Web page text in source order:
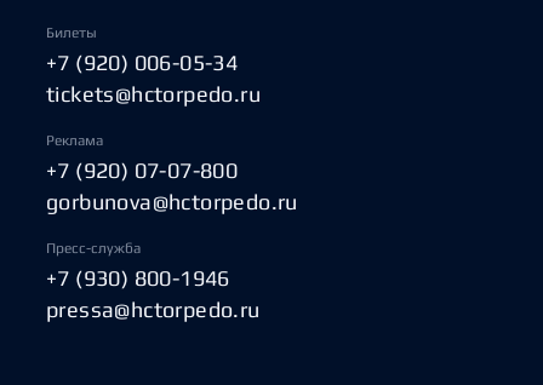
Билеты
+7 (920) 006-05-34
tickets@hctorpedo.ru
Реклама
+7 (920) 07-07-800
gorbunova@hctorpedo.ru
Пресс-служба
+7 (930) 800-1946
pressa@hctorpedo.ru